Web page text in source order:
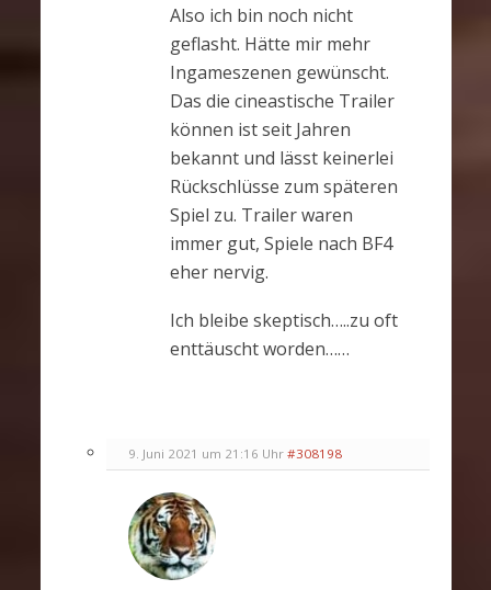
Also ich bin noch nicht
geflasht. Hätte mir mehr
Ingameszenen gewünscht.
Das die cineastische Trailer
können ist seit Jahren
bekannt und lässt keinerlei
Rückschlüsse zum späteren
Spiel zu. Trailer waren
immer gut, Spiele nach BF4
eher nervig.
Ich bleibe skeptisch…..zu oft
enttäuscht worden……
9. Juni 2021 um 21:16 Uhr #308198